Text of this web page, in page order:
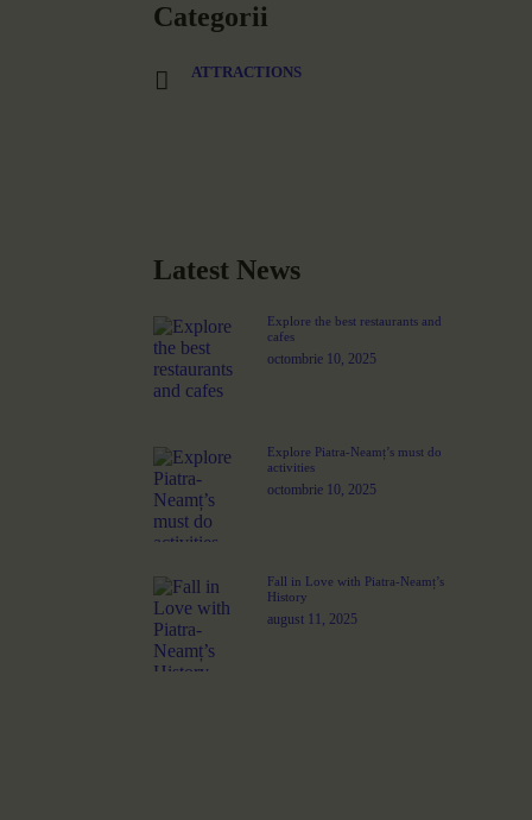
Categorii
ATTRACTIONS
Latest News
Explore the best restaurants and
cafes
octombrie 10, 2025
Explore Piatra-Neamț’s must do
activities
octombrie 10, 2025
Fall in Love with Piatra-Neamț’s
History
august 11, 2025